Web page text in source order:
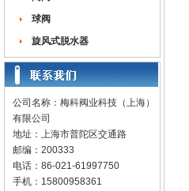
球阀
旋风式脱水器
公司名称：梅科阀业科技（上海）
有限公司
地址：上海市普陀区交通路
邮编：200333
电话：86-021-61997750
手机：15800958361